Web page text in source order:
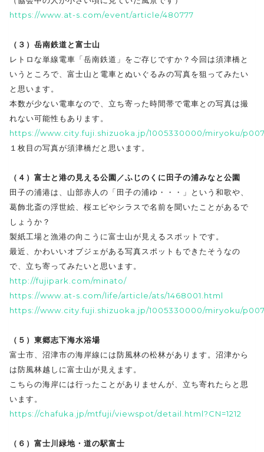
https://www.at-s.com/event/article/480777
（３）岳南鉄道と富士山
レトロな単線電車「岳南鉄道」をご存じですか？今回は須津橋と
いうところで、富士山と電車とぬいぐるみの写真を狙ってみたい
と思います。
本数が少ない電車なので、立ち寄った時間帯で電車との写真は撮
れない可能性もあります。
https://www.city.fuji.shizuoka.jp/1005330000/miryoku/
１枚目の写真が須津橋だと思います。
（４）富士と港の見える公園／ふじのくに田子の浦みなと公園
田子の浦港は、山部赤人の「田子の浦ゆ・・・」という和歌や、
葛飾北斎の浮世絵、桜エビやシラスで名前を聞いたことがあるで
しょうか？
製紙工場と漁港の向こうに富士山が見えるスポットです。
最近、かわいいオブジェがある写真スポットもできたそうなの
で、立ち寄ってみたいと思います。
http://fujipark.com/minato/
https://www.at-s.com/life/article/ats/1468001.html
https://www.city.fuji.shizuoka.jp/1005330000/miryoku/
（５）東郷志下海水浴場
富士市、沼津市の海岸線には防風林の松林があります。沼津から
は防風林越しに富士山が見えます。
こちらの海岸には行ったことがありませんが、立ち寄れたらと思
います。
https://chafuka.jp/mtfuji/viewspot/detail.html?CN=1212
（６）富士川緑地・道の駅富士